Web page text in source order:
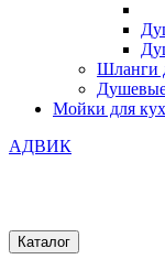
Шланги
Мойки для
АДВИК
Каталог